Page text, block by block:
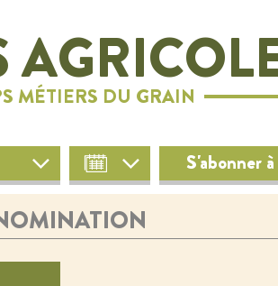
MÉTIERS DU GRAIN
S'abonner